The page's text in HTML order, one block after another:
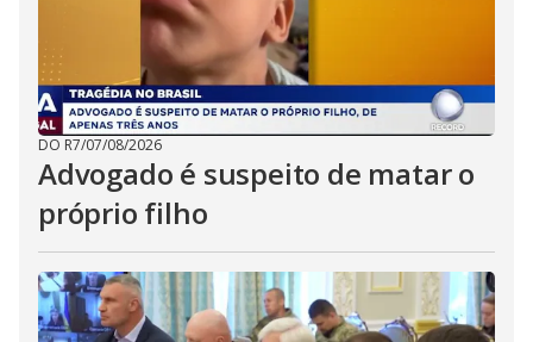
DO R7/07/08/2026
Advogado é suspeito de matar o
próprio filho